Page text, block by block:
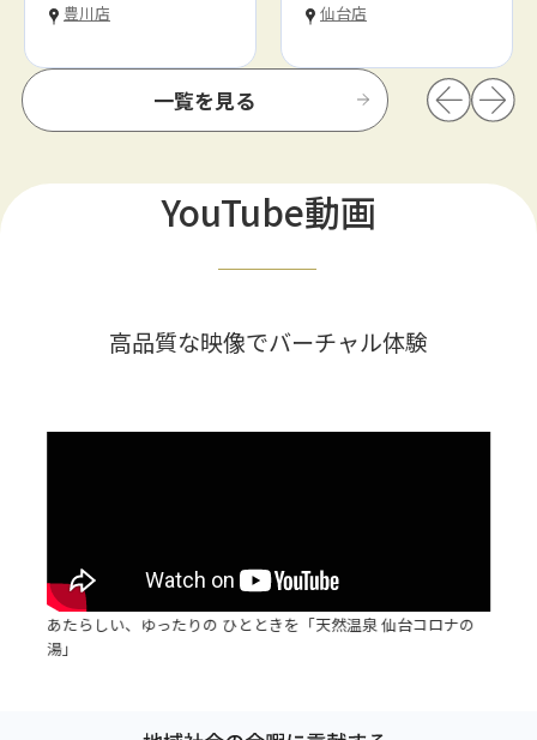
一覧を見る
豊川店
仙台店
YouTube動画
高品質な映像でバーチャル体験
あたらしい、ゆったりの ひとときを「天然温泉 仙台コロナの
湯」